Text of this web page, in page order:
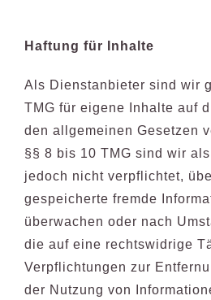
Haftung für Inhalte
Als Dienstanbieter sind wir
TMG für eigene Inhalte auf
den allgemeinen Gesetzen
§§ 8 bis 10 TMG sind wir
jedoch nicht verpflichtet,
gespeicherte fremde
überwachen oder nach
die auf eine rechtswidrige
Verpflichtungen zur
der Nutzung von